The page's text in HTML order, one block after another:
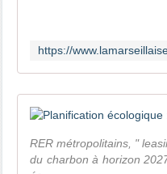
RER métropolitains, "
du charbon à horizon